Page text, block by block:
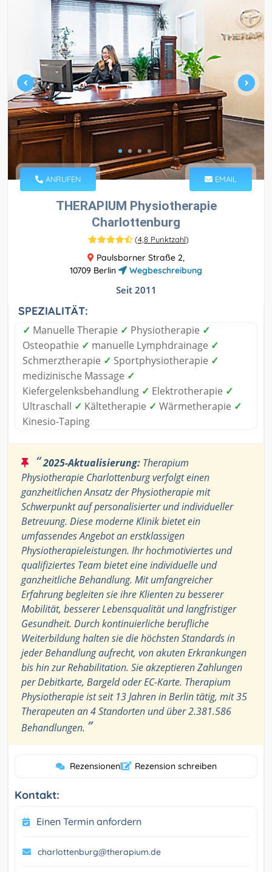
ANRUFEN EMAIL
THERAPIUM Physiotherapie
Charlottenburg
(4,8 Punktzahl)
Paulsborner Straße 2,
10709 Berlin
Wegbeschreibung
Seit 2011
SPEZIALITÄT:
✓ Manuelle Therapie ✓ Physiotherapie ✓
Osteopathie ✓ manuelle Lymphdrainage ✓
Schmerztherapie ✓ Sportphysiotherapie ✓
medizinische Massage ✓
Kiefergelenksbehandlung ✓ Elektrotherapie ✓
Ultraschall ✓ Kältetherapie ✓ Wärmetherapie ✓
Kinesio-Taping
“2025-Aktualisierung: Therapium
Physiotherapie Charlottenburg verfolgt einen
ganzheitlichen Ansatz der Physiotherapie mit
Schwerpunkt auf personalisierter und individueller
Betreuung. Diese moderne Klinik bietet ein
umfassendes Angebot an erstklassigen
Physiotherapieleistungen. Ihr hochmotiviertes und
qualifiziertes Team bietet eine individuelle und
ganzheitliche Behandlung. Mit umfangreicher
Erfahrung begleiten sie ihre Klienten zu besserer
Mobilität, besserer Lebensqualität und langfristiger
Gesundheit. Durch kontinuierliche berufliche
Weiterbildung halten sie die höchsten Standards in
jeder Behandlung aufrecht, von akuten Erkrankungen
bis hin zur Rehabilitation. Sie akzeptieren Zahlungen
per Debitkarte, Bargeld oder EC-Karte. Therapium
Physiotherapie ist seit 13 Jahren in Berlin tätig, mit 35
Therapeuten an 4 Standorten und über 2.381.586
Behandlungen. ”
Rezensionen| Rezension schreiben
Kontakt:
Einen Termin anfordern
charlottenburg@therapium.de